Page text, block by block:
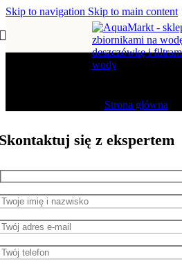
Skip to navigation Skip to main content
Strona główna
się z ekspertem